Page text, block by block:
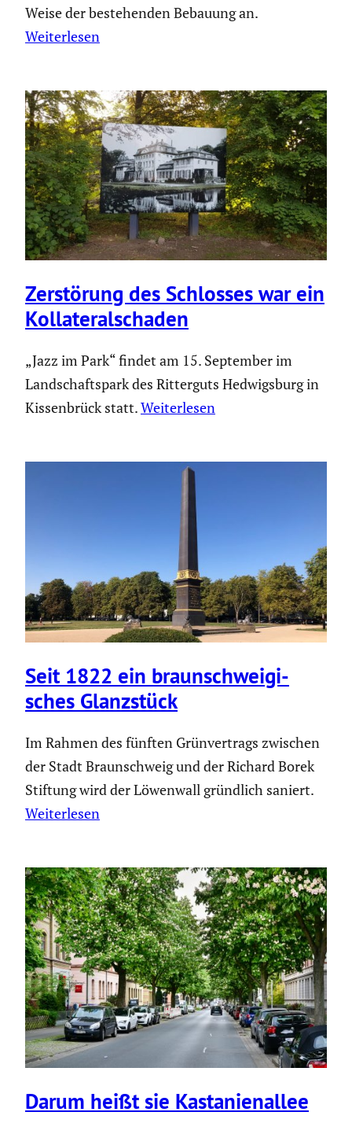
Weise der bestehenden Bebauung an.
Weiterlesen
Zerstö­rung des Schlosses war ein
Kolla­te­ral­schaden
„Jazz im Park“ findet am 15. September im
Landschaftspark des Ritterguts Hedwigsburg in
Kissenbrück statt.Weiterlesen
Seit 1822 ein braun­schwei­gi­
sches Glanz­stück
Im Rahmen des fünften Grünvertrags zwischen
der Stadt Braunschweig und der Richard Borek
Stiftung wird der Löwenwall gründlich saniert.
Weiterlesen
Darum heißt sie Kasta­ni­en­allee